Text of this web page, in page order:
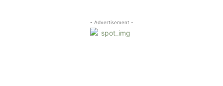
- Advertisement -